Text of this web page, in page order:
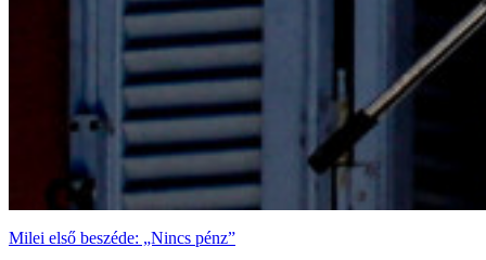
Milei első beszéde: „Nincs pénz”